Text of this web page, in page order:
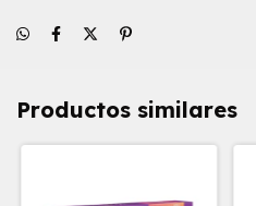
Productos similares